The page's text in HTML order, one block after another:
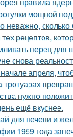
мощной
сколько
рецептов,
перец для
снова
начале апреля,
нужно
ещё вкуснее.
для печени и
1959 года